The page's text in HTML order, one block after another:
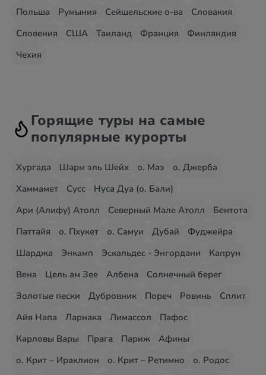
Польша
Румыния Сейшельские о-ва
Словакия
Словения
США Таиланд Франция
Финляндия
Чехия
Горящие туры на самые
популярные курорты
Хургада Шарм эль Шейх о. Маэ
о. Джерба
Хаммамет
Сусс
Нуса Дуа (о. Бали)
Ари (Алифу) Атолл
Северный Мале Атолл
Бентота
Паттайя
о. Пхукет о. Самуи Дубай
Фуджейра
Шарджа
Энкамп Эскальдес - Энгордани
Капрун
Вена
Цель ам Зее Албена
Солнечный берег
Золотые пески
Дубровник Пореч Ровинь
Сплит
Айя Напа
Ларнака Лимассол
Пафос
Карловы Вары
Прага Париж
Афины
о. Крит – Ираклион
о. Крит – Ретимно
о. Родос